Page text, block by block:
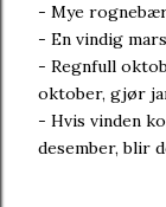
- Mye
- En vindig
- Regnfull
oktober, gjør
- Hvis vinden
desember, blir